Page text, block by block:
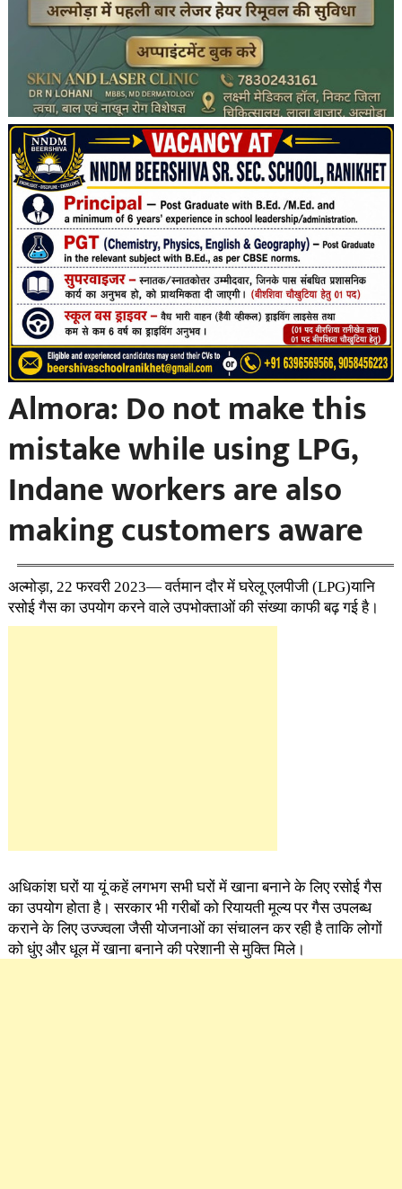
Almora: Do not make this
mistake while using LPG,
Indane workers are also
making customers aware
अल्मोड़ा, 22 फरवरी 2023— वर्तमान दौर में घरेलू एलपीजी (LPG)यानि
रसोई गैस का उपयोग करने वाले उपभोक्ताओं की संख्या काफी बढ़ गई है।
अधिकांश घरों या यूं कहें लगभग सभी घरों में खाना बनाने के लिए रसोई गैस
का उपयोग होता है। सरकार भी गरीबों को रियायती मूल्य पर गैस उपलब्ध
कराने के लिए उज्ज्वला जैसी योजनाओं का संचालन कर रही है ताकि लोगों
को धुंए और धूल में खाना बनाने की प​रेशानी से मुक्ति मिले।